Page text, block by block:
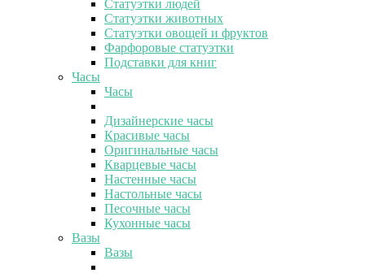
Статуэтки людей
Статуэтки животных
Статуэтки овощей и фруктов
Фарфоровые статуэтки
Подставки для книг
Часы
Часы
Дизайнерские часы
Красивые часы
Оригинальные часы
Кварцевые часы
Настенные часы
Настольные часы
Песочные часы
Кухонные часы
Вазы
Вазы